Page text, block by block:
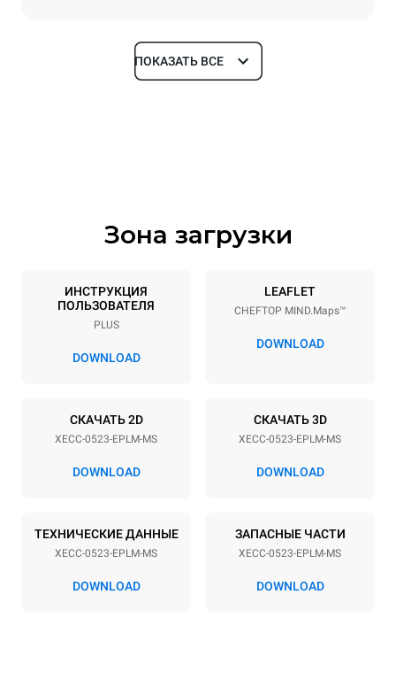
Размеры
Спецификации противней
5 GN 2/3
Расстояние между лотками
67 mm
Напряжение
3~ / 220-240V 1N~
Příkon
Потребление в квт·ч и выбросы co2
ПОКАЗАТЬ ВСЕ
Зона загрузки
ИНСТРУКЦИЯ
ПОЛЬЗОВАТЕЛЯ
PLUS
DOWNLOAD
LEAFLET
CHEFTOP MIND.Maps™
DOWNLOAD
СКАЧАТЬ 2D
XECC-0523-EPLM-MS
DOWNLOAD
СКАЧАТЬ 3D
XECC-0523-EPLM-MS
DOWNLOAD
ТЕХНИЧЕСКИЕ ДАННЫЕ
XECC-0523-EPLM-MS
DOWNLOAD
ЗАПАСНЫЕ ЧАСТИ
XECC-0523-EPLM-MS
DOWNLOAD